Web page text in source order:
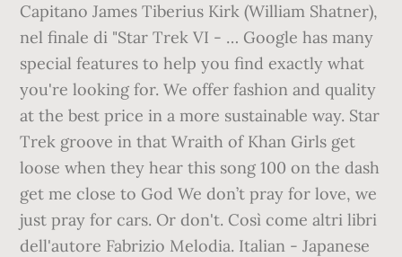
Capitano James Tiberius Kirk (William Shatner),
nel finale di "Star Trek VI - … Google has many
special features to help you find exactly what
you're looking for. We offer fashion and quality
at the best price in a more sustainable way. Star
Trek groove in that Wraith of Khan Girls get
loose when they hear this song 100 on the dash
get me close to God We don’t pray for love, we
just pray for cars. Or don't. Così come altri libri
dell'autore Fabrizio Melodia. Italian - Japanese